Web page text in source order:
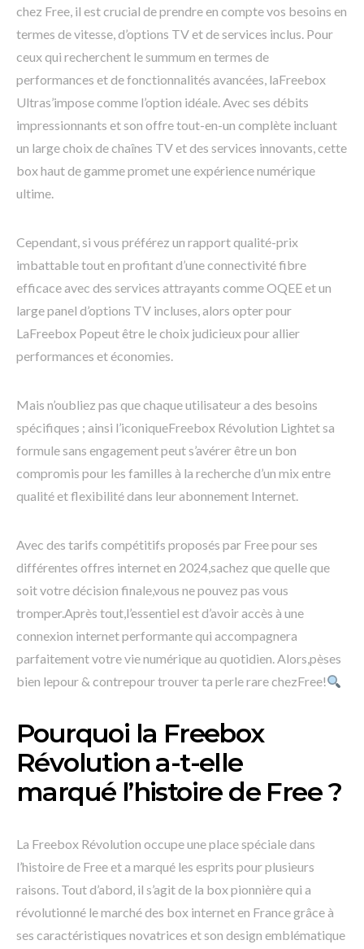
chez Free, il est crucial de prendre en compte vos besoins en
termes de vitesse, d’options TV et de services inclus. Pour
ceux qui recherchent le summum en termes de
performances et de fonctionnalités avancées, laFreebox
Ultras’impose comme l’option idéale. Avec ses débits
impressionnants et son offre tout-en-un complète incluant
un large choix de chaînes TV et des services innovants, cette
box haut de gamme promet une expérience numérique
ultime.
Cependant, si vous préférez un rapport qualité-prix
imbattable tout en profitant d’une connectivité fibre
efficace avec des services attrayants comme OQEE et un
large panel d’options TV incluses, alors opter pour
LaFreebox Popeut être le choix judicieux pour allier
performances et économies.
Mais n’oubliez pas que chaque utilisateur a des besoins
spécifiques ; ainsi l’iconiqueFreebox Révolution Lightet sa
formule sans engagement peut s’avérer être un bon
compromis pour les familles à la recherche d’un mix entre
qualité et flexibilité dans leur abonnement Internet.
Avec des tarifs compétitifs proposés par Free pour ses
différentes offres internet en 2024,sachez que quelle que
soit votre décision finale,vous ne pouvez pas vous
tromper.Après tout,l’essentiel est d’avoir accès à une
connexion internet performante qui accompagnera
parfaitement votre vie numérique au quotidien. Alors,pèses
bien lepour & contrepour trouver ta perle rare chezFree!
Pourquoi la Freebox
Révolution a-t-elle
marqué l’histoire de Free ?
La Freebox Révolution occupe une place spéciale dans
l’histoire de Free et a marqué les esprits pour plusieurs
raisons. Tout d’abord, il s’agit de la box pionnière qui a
révolutionné le marché des box internet en France grâce à
ses caractéristiques novatrices et son design emblématique